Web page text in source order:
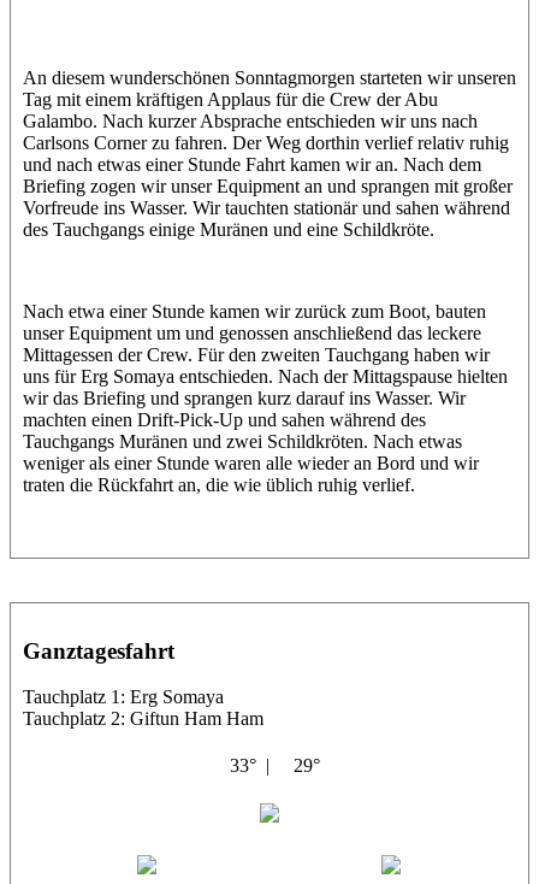
An diesem wunderschönen Sonntagmorgen starteten wir unseren
Tag mit einem kräftigen Applaus für die Crew der Abu
Galambo. Nach kurzer Absprache entschieden wir uns nach
Carlsons Corner zu fahren. Der Weg dorthin verlief relativ ruhig
und nach etwas einer Stunde Fahrt kamen wir an. Nach dem
Briefing zogen wir unser Equipment an und sprangen mit großer
Vorfreude ins Wasser. Wir tauchten stationär und sahen während
des Tauchgangs einige Muränen und eine Schildkröte.
Nach etwa einer Stunde kamen wir zurück zum Boot, bauten
unser Equipment um und genossen anschließend das leckere
Mittagessen der Crew. Für den zweiten Tauchgang haben wir
uns für Erg Somaya entschieden. Nach der Mittagspause hielten
wir das Briefing und sprangen kurz darauf ins Wasser. Wir
machten einen Drift-Pick-Up und sahen während des
Tauchgangs Muränen und zwei Schildkröten. Nach etwas
weniger als einer Stunde waren alle wieder an Bord und wir
traten die Rückfahrt an, die wie üblich ruhig verlief.
Ganztagesfahrt
Tauchplatz 1: Erg Somaya
Tauchplatz 2: Giftun Ham Ham
33° | 29°